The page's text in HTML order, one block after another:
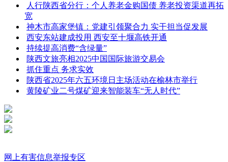
人行陕西省分行：个人养老金购国债 养老投资渠道再拓
宽
神木市高家堡镇：党建引领聚合力 实干担当促发展
西安东站建成投用 西安至十堰高铁开通
持续提高消费“含绿量”
陕西文旅亮相2025中国国际旅游交易会
抓住重点 务求实效
陕西省2025年六五环境日主场活动在榆林市举行
黄陵矿业二号煤矿迎来智能装车“无人时代”
网上有害信息举报专区